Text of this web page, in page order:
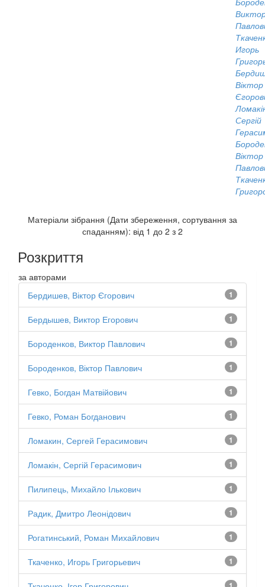
Игорь
Віктор
Сергій
Віктор
Матеріали зібрання (Дати збереження, сортування за
спаданням): від 1 до 2 з 2
Розкриття
за авторами
1
Бердишев, Віктор Єгорович
1
Бердышев, Виктор Егорович
1
Бороденков, Виктор Павлович
1
Бороденков, Віктор Павлович
1
Гевко, Богдан Матвійович
1
Гевко, Роман Богданович
1
Ломакин, Сергей Герасимович
1
Ломакін, Сергій Герасимович
1
Пилипець, Михайло Ількович
1
Радик, Дмитро Леонідович
1
Рогатинський, Роман Михайлович
1
Ткаченко, Игорь Григорьевич